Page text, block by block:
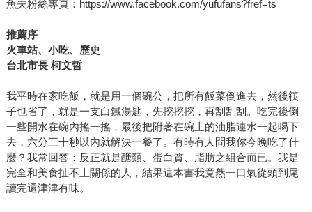
魚夫粉絲專頁：https://www.facebook.com/yufufans?fref=ts
推薦序
火車站、小吃、歷史
台北市長 柯文哲
我平時在家吃飯，就是用一個碗公，把所有飯菜倒進去，然後筷
子也省了，就是一支白鐵湯匙，先挖挖挖，再刮刮刮。吃完後倒
一些開水在碗內搖一搖，最後把附著在碗上的油脂連水一起喝下
去，六分三十秒以內就解決一餐了。有時有人問我你今晚吃了什
麼？我常回答：反正就是醣類、蛋白質、脂肪之組合而已。我是
完全和美食扯不上關係的人，結果這本書我竟然一口氣從頭到尾
讀完還津津有味。